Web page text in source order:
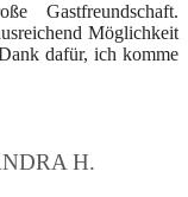
Gastfreundschaft.
Möglichkeit
dafür, ich komme
H.